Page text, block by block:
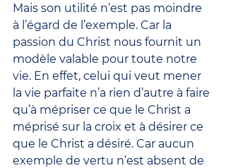
Mais son utilité n’est pas moindre
à l’égard de l’exemple. Car la
passion du Christ nous fournit un
modèle valable pour toute notre
vie. En effet, celui qui veut mener
la vie parfaite n’a rien d’autre à faire
qu’à mépriser ce que le Christ a
méprisé sur la croix et à désirer ce
que le Christ a désiré. Car aucun
exemple de vertu n’est absent de